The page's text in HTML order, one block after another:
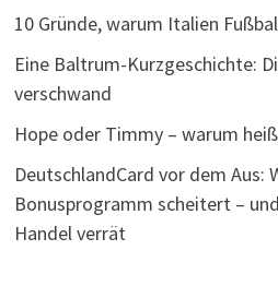
10 Gründe, warum Italien
Eine Baltrum-Kurzgeschichte:
verschwand
Hope oder Timmy – warum
DeutschlandCard vor dem Aus:
Bonusprogramm scheitert –
Handel verrät